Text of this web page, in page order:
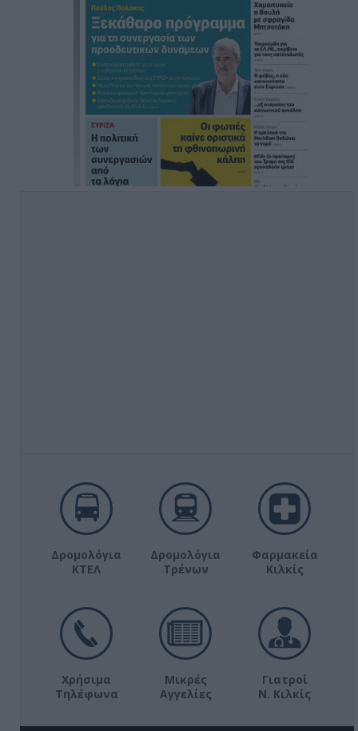
Δρομολόγια
ΚΤΕΛ
Δρομολόγια
Τρένων
Φαρμακεία
Κιλκίς
Χρήσιμα
Τηλέφωνα
Μικρές
Αγγελίες
Γιατροί
Ν. Κιλκίς